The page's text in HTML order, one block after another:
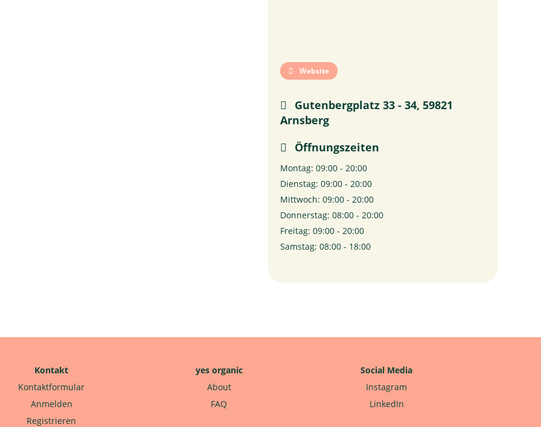
Website
Gutenbergplatz 33 - 34, 59821
Arnsberg
Öffnungszeiten
Montag: 09:00 - 20:00
Dienstag: 09:00 - 20:00
Mittwoch: 09:00 - 20:00
Donnerstag: 08:00 - 20:00
Freitag: 09:00 - 20:00
Samstag: 08:00 - 18:00
Kontakt
Kontaktformular
Anmelden
Registrieren
yes organic
About
FAQ
Social Media
Instagram
LinkedIn